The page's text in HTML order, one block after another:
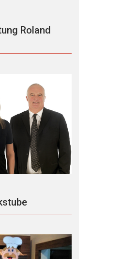
Roland